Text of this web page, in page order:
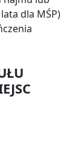
dla MŚP)